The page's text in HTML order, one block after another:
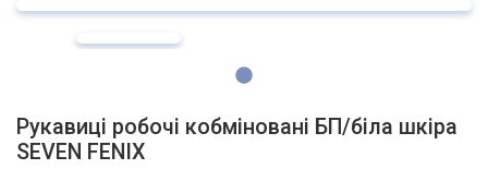
Рукавиці робочі кобміновані БП/біла шкіра
SEVEN FENIX